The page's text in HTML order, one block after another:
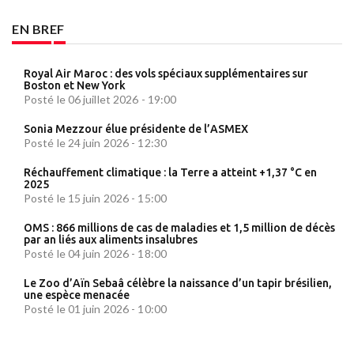
EN BREF
Royal Air Maroc : des vols spéciaux supplémentaires sur
Boston et New York
Posté le 06 juillet 2026 - 19:00
Sonia Mezzour élue présidente de l’ASMEX
Posté le 24 juin 2026 - 12:30
Réchauffement climatique : la Terre a atteint +1,37 °C en
2025
Posté le 15 juin 2026 - 15:00
OMS : 866 millions de cas de maladies et 1,5 million de décès
par an liés aux aliments insalubres
Posté le 04 juin 2026 - 18:00
Le Zoo d’Aïn Sebaâ célèbre la naissance d’un tapir brésilien,
une espèce menacée
Posté le 01 juin 2026 - 10:00